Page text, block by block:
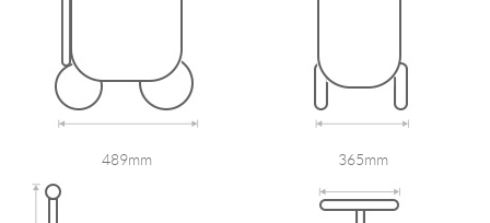
489mm 365mm